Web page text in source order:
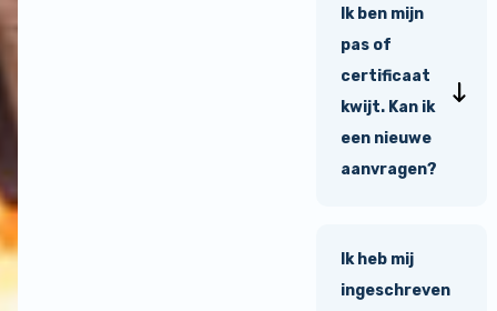
Ik ben mijn
pas of
certificaat
kwijt. Kan ik
een nieuwe
aanvragen?
Ik heb mij
ingeschreven